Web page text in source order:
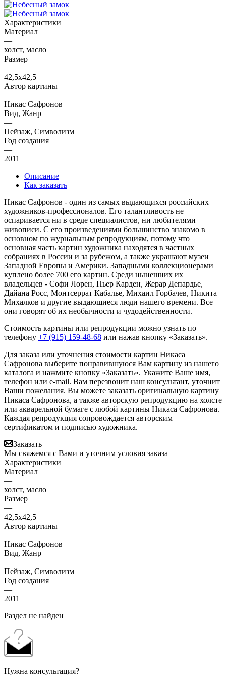
Характеристики
Материал
—
холст, масло
Размер
—
42,5х42,5
Автор картины
—
Никас Сафронов
Вид, Жанр
—
Пейзаж, Символизм
Год создания
—
2011
Описание
Как заказать
Никас Сафронов - один из самых выдающихся российских
художников-профессионалов. Его талантливость не
оспаривается ни в среде специалистов, ни любителями
живописи. С его произведениями большинство знакомо в
основном по журнальным репродукциям, потому что
основная часть картин художника находятся в частных
собраниях в России и за рубежом, а также украшают музеи
Западной Европы и Америки. Западными коллекционерами
куплено более 700 его картин. Среди нынешних их
владельцев - Софи Лорен, Пьер Карден, Жерар Депардье,
Дайана Росс, Монтсеррат Кабалье, Михаил Горбачев, Никита
Михалков и другие выдающиеся люди нашего времени. Все
они говорят об их необычности и чудодейственности.
Стоимость картины или репродукции можно узнать по
телефону +7 (915) 159-48-68 или нажав кнопку «Заказать».
Для заказа или уточнения стоимости картин Никаса
Сафронова выберите понравившуюся Вам картину из нашего
каталога и нажмите кнопку «Заказать». Укажите Ваше имя,
телефон или e-mail. Вам перезвонит наш консультант, уточнит
Ваши пожелания. Вы можете заказать оригинальную картину
Никаса Сафронова, а также авторскую репродукцию на холсте
или акварельной бумаге с любой картины Никаса Сафронова.
Каждая репродукция сопровождается авторским
сертификатом и подписью художника.
Заказать
Мы свяжемся с Вами и уточним условия заказа
Характеристики
Материал
—
холст, масло
Размер
—
42,5х42,5
Автор картины
—
Никас Сафронов
Вид, Жанр
—
Пейзаж, Символизм
Год создания
—
2011
Раздел не найден
Нужна консультация?